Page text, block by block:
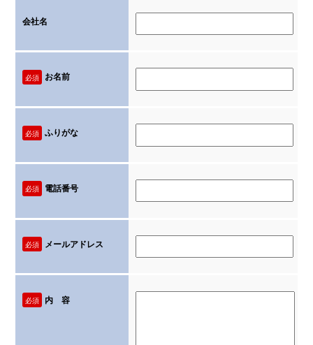
会社名
必須 お名前
必須 ふりがな
必須 電話番号
必須 メールアドレス
必須 内 容